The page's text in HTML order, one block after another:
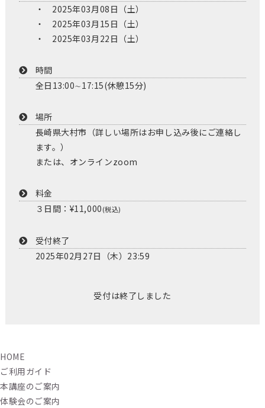
2025年03月08日（土）
2025年03月15日（土）
2025年03月22日（土）
時間
全日13:00∼17:15(休憩15分)
場所
長崎県大村市（詳しい場所はお申し込み後にご連絡し
ます。）
または、オンラインzoom
料金
３日間：¥11,000(税込)
受付終了
2025年02月27日（木）23:59
受付は終了しました
HOME
ご利用ガイド
本講座のご案内
体験会のご案内